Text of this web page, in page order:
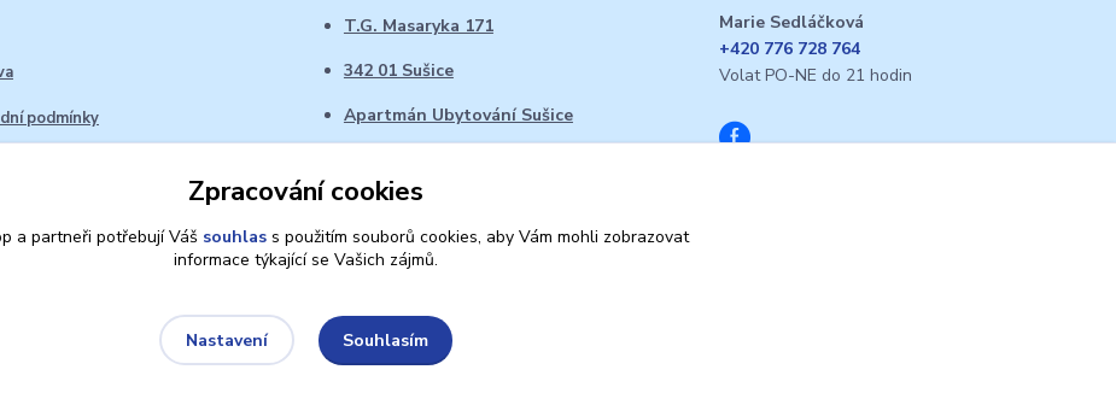
podmínky
T.G. Masaryka 171
342 01 Sušice
Apartmán Ubytování Sušice
Marie Sedláčková
+420 776 728 764
Volat PO-NE do 21 hodin
Zpracování cookies
a partneři potřebují Váš souhlass použitím souborů cookies, aby Vám mohli zobrazovat
informace týkající se Vašich zájmů.
Nastavení Souhlasím